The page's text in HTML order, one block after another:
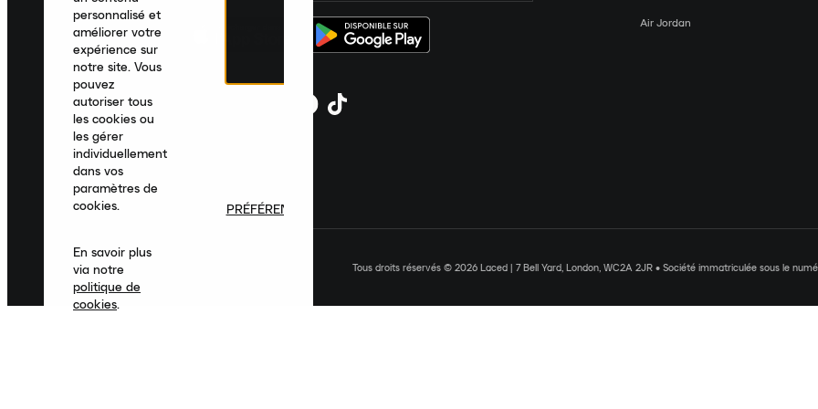
Air Jordan
Tous droits réservés © 2026 Laced | 7 Bell Yard, London, WC2A 2JR • Société immatriculée sous le
personnalisé et
améliorer votre
expérience sur
notre site. Vous
pouvez
autoriser tous
les cookies ou
les gérer
individuellement
dans vos
paramètres de
cookies.
En savoir plus
via notre
politique de
cookies.
PRÉFÉRENCES